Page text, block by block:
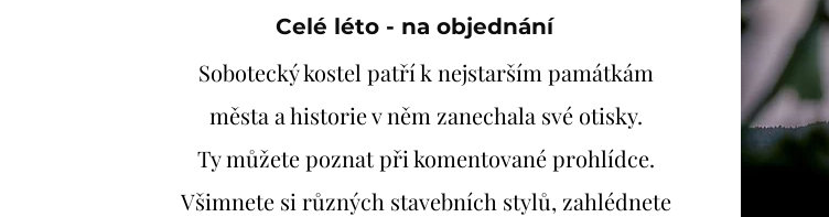
Celé léto - na objednání
Sobotecký kostel patří k nejstarším památkám
města a historie v něm zanechala své otisky.
Ty můžete poznat při komentované prohlídce.
Všimnete si různých stavebních stylů, zahlédnete